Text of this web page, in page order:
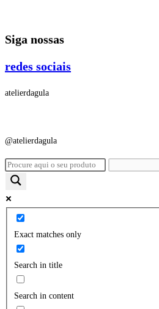
o
Siga nossas
redes sociais
atelierdagula
@atelierdagula
Exact matches only
Search in title
Search in content